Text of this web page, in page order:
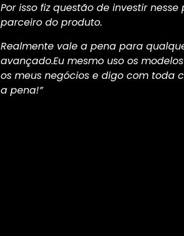
Por isso fiz questão de investir
parceiro do produto.
Realmente vale a pena para
avançado.Eu mesmo uso os
os meus negócios e digo com toda
a pena!”